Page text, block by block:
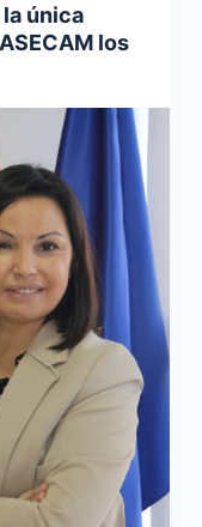
única
los